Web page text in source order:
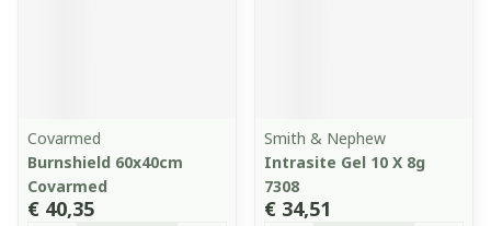
Covarmed
Burnshield 60x40cm
Covarmed
€ 40,35
Smith & Nephew
Intrasite Gel 10 X 8g
7308
€ 34,51